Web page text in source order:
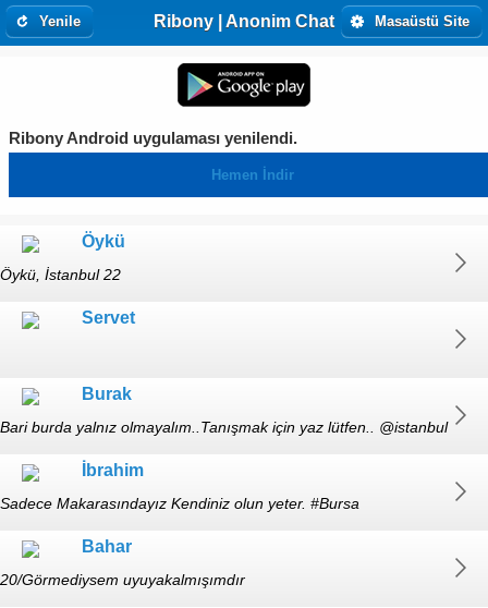
Ribony | Anonim Chat
Yenile Masaüstü Site
Ribony Android uygulaması yenilendi.
Hemen İndir
Öykü
Öykü, İstanbul 22
Servet
Burak
Bari burda yalnız olmayalım..Tanışmak için yaz lütfen.. @istanbul
İbrahim
Sadece Makarasındayız Kendiniz olun yeter. #Bursa
Bahar
20/Görmediysem uyuyakalmışımdır